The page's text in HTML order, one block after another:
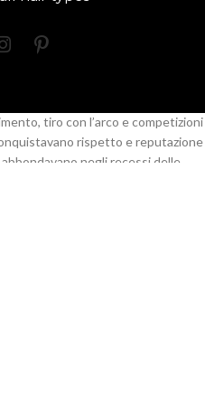
Addestratori esibivano creature
Queste performance
tiro con l’arco e competizioni
rispetto e reputazione
negli recessi delle